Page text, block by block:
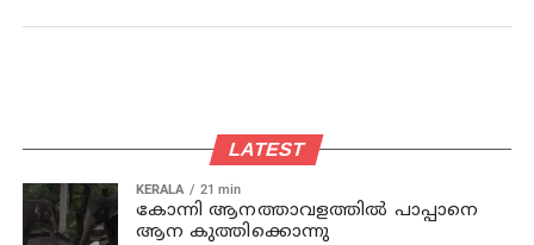
LATEST
KERALA 21 min
കോന്നി ആനത്താവളത്തില്‍ പാപ്പാനെ
ആന കുത്തിക്കൊന്നു